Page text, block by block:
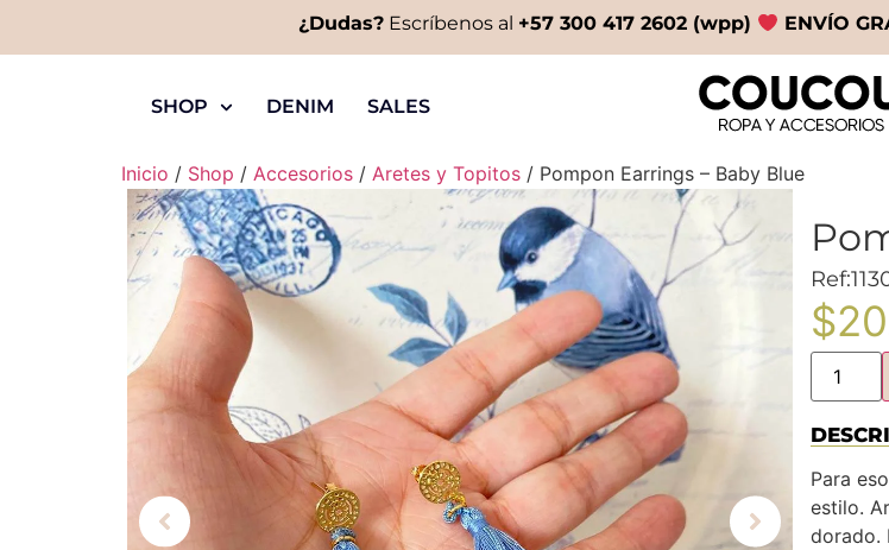
¿Dudas?Escríbenos al +57 300 417 2602 (wpp) ENVÍO
SHOP DENIM SALES
Inicio / Shop / Accesorios / Aretes y Topitos / Pompon Earrings – Baby Blue
$
Para
estilo.
dorado.